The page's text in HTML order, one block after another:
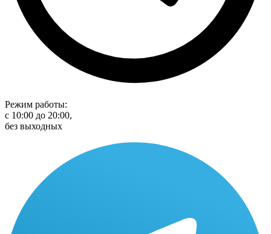
Режим работы:
с 10:00 до 20:00,
без выходных